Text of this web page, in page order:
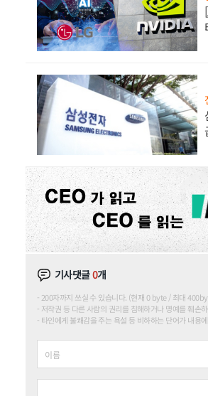
기사댓글0개
200자까지 쓰실 수 있습니다. (현재 0 byte / 최대
저작권 등 다른 사람의 권리를 침해하거나 명예를 훼손
타인에게 불쾌감을 주는 욕설 등 비하하는 단어가 내용